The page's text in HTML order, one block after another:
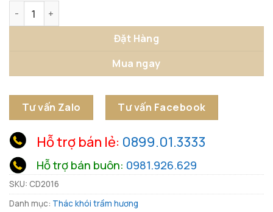
Thác Hương Đôi Tay Phật Nâng Hoa Sen Thanh Tịnh số
Đặt Hàng
Mua ngay
Tư vấn Zalo Tư vấn Facebook
Hỗ trợ bán lẻ: 0899.01.3333
Hỗ trợ bán buôn: 0981.926.629
SKU: CD2016
Danh mục: Thác khói trầm hương